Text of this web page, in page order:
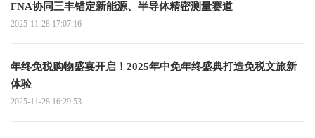
FNA协同三丰锚定新能源、半导体精密测量赛道
2025-11-28 17:07:16
年终免税购物盛宴开启！2025年中免年终盛典打造免税文旅新
体验
2025-11-28 16:29:53